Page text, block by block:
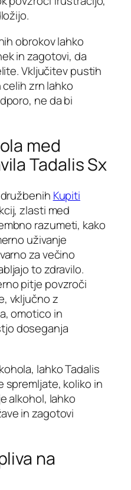
obrokov lahko
in zagotovi, da
Vključitev pustih
zrn lahko
ne da bi
med
Tadalis Sx
Kupiti
zlasti med
razumeti, kako
uživanje
za večino
to zdravilo.
pitje povzroči
vključno z
omotico in
doseganja
lahko Tadalis
spremljate, koliko in
alkohol, lahko
in zagotovi
na